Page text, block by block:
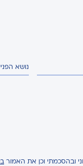
נושא
ובהסכמתי וכן את האמור